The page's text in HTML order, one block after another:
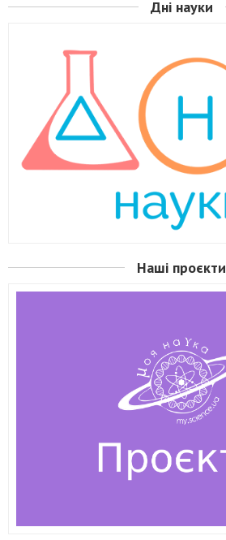
Дні науки
Наші проєкти